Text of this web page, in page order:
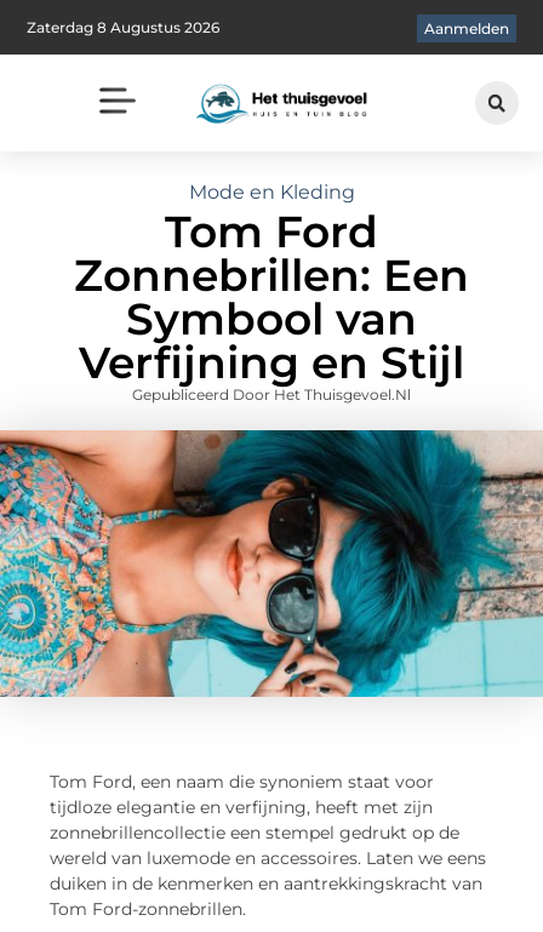
Zaterdag 8 Augustus 2026 Aanmelden
Mode en Kleding
Tom Ford
Zonnebrillen: Een
Symbool van
Verfijning en Stijl
Gepubliceerd Door Het Thuisgevoel.nl
Tom Ford, een naam die synoniem staat voor
tijdloze elegantie en verfijning, heeft met zijn
zonnebrillencollectie een stempel gedrukt op de
wereld van luxemode en accessoires. Laten we eens
duiken in de kenmerken en aantrekkingskracht van
Tom Ford-zonnebrillen.